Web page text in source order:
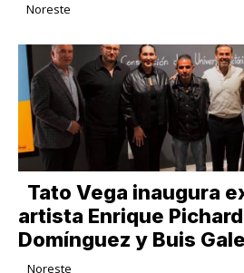
Noreste
Tato Vega inaugura
artista Enrique
Domínguez y Buis
Noreste